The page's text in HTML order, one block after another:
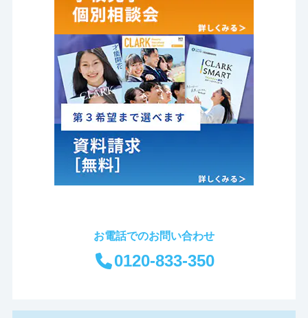
お電話でのお問い合わせ
0120-833-350